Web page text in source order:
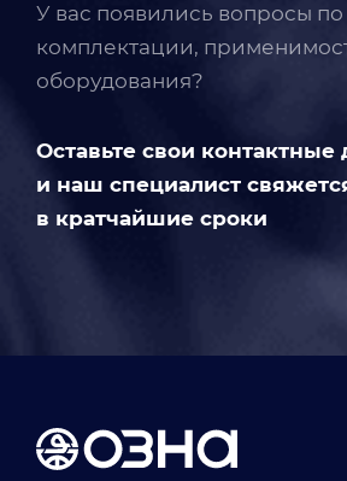
У вас появились вопросы по
комплектации,
оборудования?
Оставьте свои контактные
и наш специалист
в кратчайшие сроки